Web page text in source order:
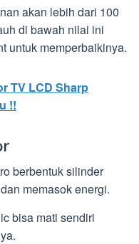
akan lebih dari 100
di bawah nilai ini
untuk memperbaikinya.
TV LCD Sharp
!!
berbentuk silinder
memasok energi.
bisa mati sendiri